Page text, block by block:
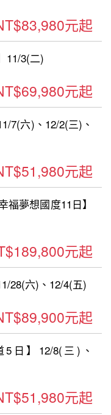
元起
11/3(二)
元起
7(六)、12/2(三)、
元起
夢想國度11日】
元起
28(六)、12/4(五)
元起
日】12/8(三)、
元起